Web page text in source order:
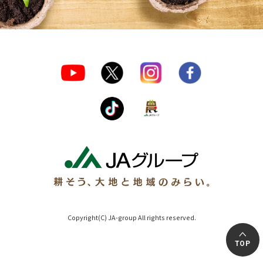
Copyright(C) JA-group All rights reserved.
TOP